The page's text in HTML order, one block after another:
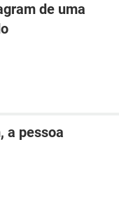
de uma
a pessoa